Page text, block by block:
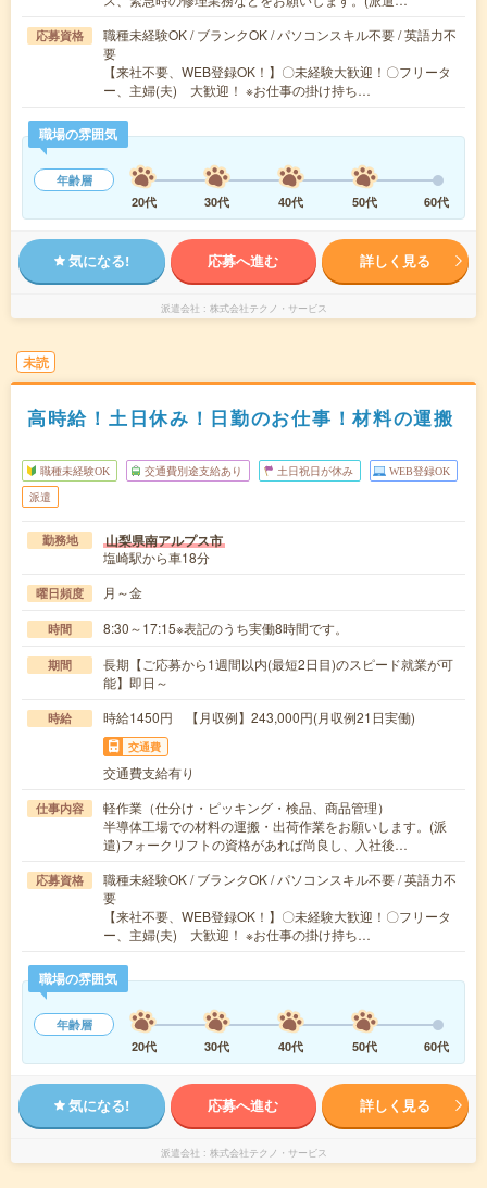
応募資格
職種未経験OK / ブランクOK / パソコンスキル不要 / 英語力不
要
【来社不要、WEB登録OK！】〇未経験大歓迎！〇フリータ
ー、主婦(夫) 大歓迎！ ※お仕事の掛け持ち…
職場の雰囲気
年齢層
20代
30代 40代 50代 60代
気になる! 応募へ進む 詳しく見る
派遣会社 株式会社テクノ・サービス
未読
高時給！土日休み！日勤のお仕事！材料の運搬
職種未経験OK 交通費別途支給あり 土日祝日が休み WEB登録OK
派遣
勤務地 山梨県南アルプス市
塩崎駅から車18分
曜日頻度 月～金
時間 8:30～17:15※表記のうち実働8時間です。
期間
長期【ご応募から1週間以内(最短2日目)のスピード就業が可
能】即日～
時給 時給1450円 【月収例】243,000円(月収例21日実働)
交通費
交通費支給有り
仕事内容
軽作業（仕分け・ピッキング・検品、商品管理）
半導体工場での材料の運搬・出荷作業をお願いします。(派
遣)フォークリフトの資格があれば尚良し、入社後…
応募資格
職種未経験OK / ブランクOK / パソコンスキル不要 / 英語力不
要
【来社不要、WEB登録OK！】〇未経験大歓迎！〇フリータ
ー、主婦(夫) 大歓迎！ ※お仕事の掛け持ち…
職場の雰囲気
年齢層
20代
30代 40代 50代 60代
気になる! 応募へ進む 詳しく見る
派遣会社 株式会社テクノ・サービス